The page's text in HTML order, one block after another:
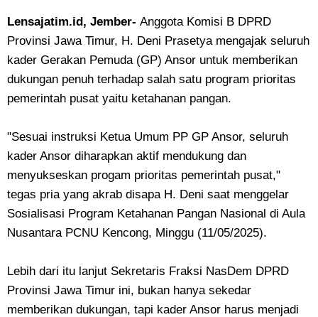
Lensajatim.id, Jember- Anggota Komisi B DPRD
Provinsi Jawa Timur, H. Deni Prasetya mengajak seluruh
kader Gerakan Pemuda (GP) Ansor untuk memberikan
dukungan penuh terhadap salah satu program prioritas
pemerintah pusat yaitu ketahanan pangan.
"Sesuai instruksi Ketua Umum PP GP Ansor, seluruh
kader Ansor diharapkan aktif mendukung dan
menyukseskan progam prioritas pemerintah pusat,"
tegas pria yang akrab disapa H. Deni saat menggelar
Sosialisasi Program Ketahanan Pangan Nasional di Aula
Nusantara PCNU Kencong, Minggu (11/05/2025).
Lebih dari itu lanjut Sekretaris Fraksi NasDem DPRD
Provinsi Jawa Timur ini, bukan hanya sekedar
memberikan dukungan, tapi kader Ansor harus menjadi